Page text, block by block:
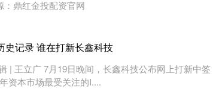
：鼎红金投配资官网
史记录 谁在打新长鑫科技
| 王立广 7月19日晚间，长鑫科技公布网上打新中签
资本市场最受关注的I....